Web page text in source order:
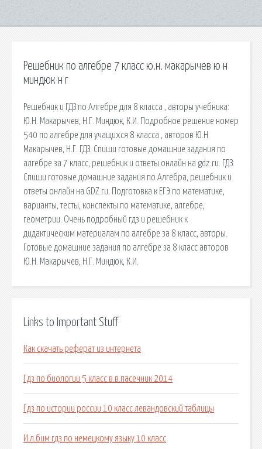
Решебник по алгебре 7 класс ю.н. макарычев ю н
миндюк н г
Решебник и ГДЗ по Алгебре для 8 класса , авторы учебника:
Ю.Н. Макарычев, Н.Г. Миндюк, К.И. Подробное решение номер
540 по алгебре для учащихся 8 класса , авторов Ю.Н.
Макарычев, Н.Г. ГДЗ: Спиши готовые домашние задания по
алгебре за 7 класс, решебник и ответы онлайн на gdz.ru. ГДЗ:
Спиши готовые домашние задания по Алгебра, решебник и
ответы онлайн на GDZ.ru. Подготовка к ЕГЭ по математике,
варианты, тесты, конспекты по математике, алгебре,
геометрии. Очень подробный гдз и решебник к
дидактическим материалам по алгебре за 8 класс, авторы.
Готовые домашние задания по алгебре за 8 класс авторов
Ю.Н. Макарычев, Н.Г. Миндюк, К.И.
Links to Important Stuff
Как скачать реферат из интернета
Гдз по биологии 5 класс в.в.пасечник 2014
Гдз по истории россии 10 класс левандовский таблицы
И.л.бим гдз по немецкому языку 10 класс